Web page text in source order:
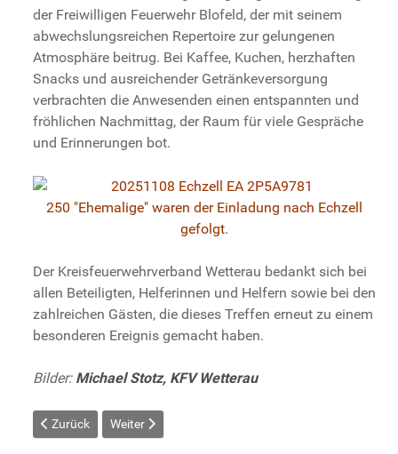
der Freiwilligen Feuerwehr Blofeld, der mit seinem
abwechslungsreichen Repertoire zur gelungenen
Atmosphäre beitrug. Bei Kaffee, Kuchen, herzhaften
Snacks und ausreichender Getränkeversorgung
verbrachten die Anwesenden einen entspannten und
fröhlichen Nachmittag, der Raum für viele Gespräche
und Erinnerungen bot.
250 "Ehemalige" waren der Einladung nach Echzell
gefolgt.
Der Kreisfeuerwehrverband Wetterau bedankt sich bei
allen Beteiligten, Helferinnen und Helfern sowie bei den
zahlreichen Gästen, die dieses Treffen erneut zu einem
besonderen Ereignis gemacht haben.
Bilder: Michael Stotz, KFV Wetterau
Vorheriger Beitrag: Florstadt: Nachruf für Alwin Kneiske
Zurück Nächster Beitrag: Gespür für Handpuppenspiel
Weiter